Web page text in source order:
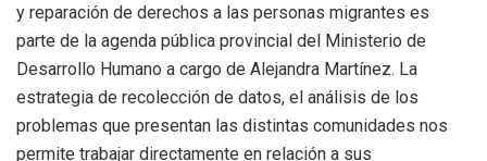
y reparación de derechos a las personas migrantes es
parte de la agenda pública provincial del Ministerio de
Desarrollo Humano a cargo de Alejandra Martínez. La
estrategia de recolección de datos, el análisis de los
problemas que presentan las distintas comunidades nos
permite trabajar directamente en relación a sus